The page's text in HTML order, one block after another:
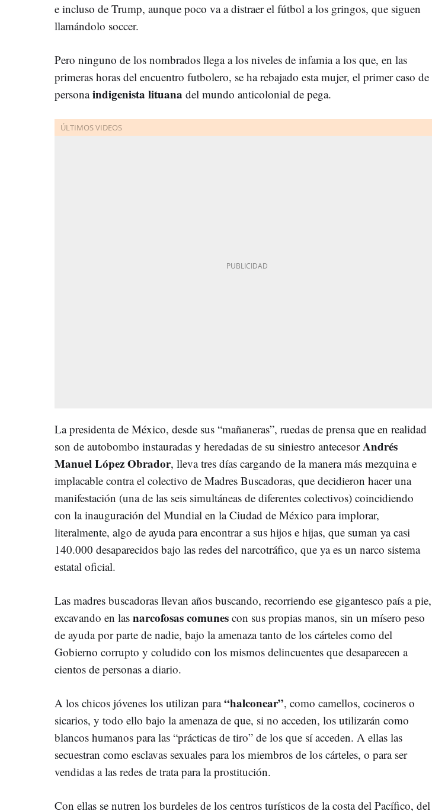
e incluso de Trump, aunque poco va a distraer el fútbol a los gringos, que siguen
llamándolo soccer.
Pero ninguno de los nombrados llega a los niveles de infamia a los que, en las
primeras horas del encuentro futbolero, se ha rebajado esta mujer, el primer caso de
personaindigenista lituana del mundo anticolonial de pega.
La presidenta de México, desde sus “mañaneras”, ruedas de prensa que en realidad
son de autobombo instauradas y heredadas de su siniestro antecesorAndrés
Manuel López Obrador, lleva tres días cargando de la manera más mezquina e
implacable contra el colectivo de Madres Buscadoras, que decidieron hacer una
manifestación (una de las seis simultáneas de diferentes colectivos) coincidiendo
con la inauguración del Mundial en la Ciudad de México para implorar,
literalmente, algo de ayuda para encontrar a sus hijos e hijas, que suman ya casi
140.000 desaparecidos bajo las redes del narcotráfico, que ya es un narco sistema
estatal oficial.
Las madres buscadoras llevan años buscando, recorriendo ese gigantesco país a pie,
excavando en las narcofosas comunes con sus propias manos, sin un mísero peso
de ayuda por parte de nadie, bajo la amenaza tanto de los cárteles como del
Gobierno corrupto y coludido con los mismos delincuentes que desaparecen a
cientos de personas a diario.
A los chicos jóvenes los utilizan para“halconear”, como camellos, cocineros o
sicarios, y todo ello bajo la amenaza de que, si no acceden, los utilizarán como
blancos humanos para las “prácticas de tiro” de los que sí acceden. A ellas las
secuestran como esclavas sexuales para los miembros de los cárteles, o para ser
vendidas a las redes de trata para la prostitución.
Con ellas se nutren los burdeles de los centros turísticos de la costa del Pacífico, del